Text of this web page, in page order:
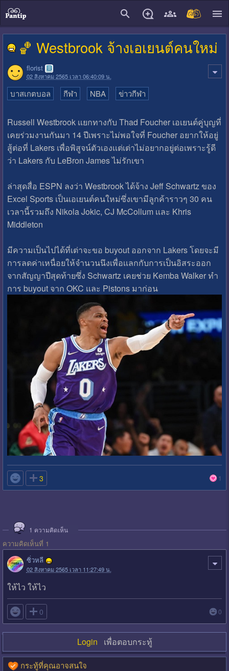
🏀 Westbrook จ้างเอเยนต์คนใหม่
florist
02 สิงหาคม 2565 เวลา 06:40:09 น.
บาสเกตบอล กีฬา NBA ข่าวกีฬา
Russell Westbrook เเยกทางกับ Thad Foucher เอเยนต์คู่บุญที่
เคยร่วมงานกันมา 14 ปีเพราะไม่พอใจที่ Foucher อยากให้อยู่
สู้ต่อที่ Lakers เพื่อพิสูจน์ตัวเองเเต่เต่าไม่อยากอยู่ต่อเพราะรู้ดี
ว่า Lakers กับ LeBron James ไม่รักเขา
ล่าสุดสื่อ ESPN ลงว่า Westbrook ได้จ้าง Jeff Schwartz ของ
Excel Sports เป็นเอเยนต์คนใหม่ซึ่งเขามีลูกค้าราวๆ 30 คน
เวลานี้รวมถึง Nikola Jokic, CJ McCollum เเละ Khris
Middleton
มีความเป็นไปได้ที่เต่าจะขอ buyout ออกจาก Lakers โดยจะมี
การลดค่าเหนื่อยให้จํานวนนึงเพื่อเเลกกับการเป็นอิสระออก
จากสัญญาปีสุดท้ายซึ่ง Schwartz เคยช่วย Kemba Walker ทํา
การ buyout จาก OKC เเละ Pistons มาก่อน
 3 1
1 ความคิดเห็น
ความคิดเห็นที่ 1
ซิ่วหลี
02 สิงหาคม 2565 เวลา 11:27:49 น.
ให้ไว ให้ไว
 0 0
Login เพื่อตอบกระทู้
กระทู้ที่คุณอาจสนใจ
close